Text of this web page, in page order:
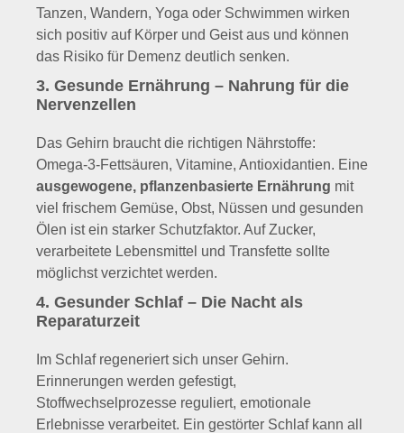
Tanzen, Wandern, Yoga oder Schwimmen wirken
sich positiv auf Körper und Geist aus und können
das Risiko für Demenz deutlich senken.
3. Gesunde Ernährung – Nahrung für die
Nervenzellen
Das Gehirn braucht die richtigen Nährstoffe:
Omega-3-Fettsäuren, Vitamine, Antioxidantien. Eine
ausgewogene, pflanzenbasierte Ernährung mit
viel frischem Gemüse, Obst, Nüssen und gesunden
Ölen ist ein starker Schutzfaktor. Auf Zucker,
verarbeitete Lebensmittel und Transfette sollte
möglichst verzichtet werden.
4. Gesunder Schlaf – Die Nacht als
Reparaturzeit
Im Schlaf regeneriert sich unser Gehirn.
Erinnerungen werden gefestigt,
Stoffwechselprozesse reguliert, emotionale
Erlebnisse verarbeitet. Ein gestörter Schlaf kann all